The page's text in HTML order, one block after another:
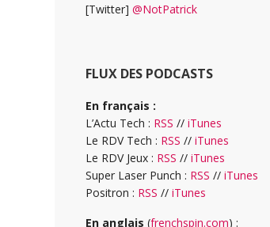
[Twitter] @NotPatrick
FLUX DES PODCASTS
En français :
L’Actu Tech : RSS // iTunes
Le RDV Tech : RSS // iTunes
Le RDV Jeux : RSS // iTunes
Super Laser Punch : RSS // iTunes
Positron : RSS // iTunes
En anglais (frenchspin.com) :